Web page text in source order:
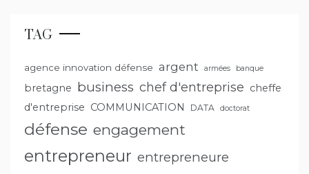
TAG
agence innovation défense argent armées banque
bretagne business chef d'entreprise cheffe
d'entreprise COMMUNICATION DATA doctorat
défense engagement
entrepreneur entrepreneure